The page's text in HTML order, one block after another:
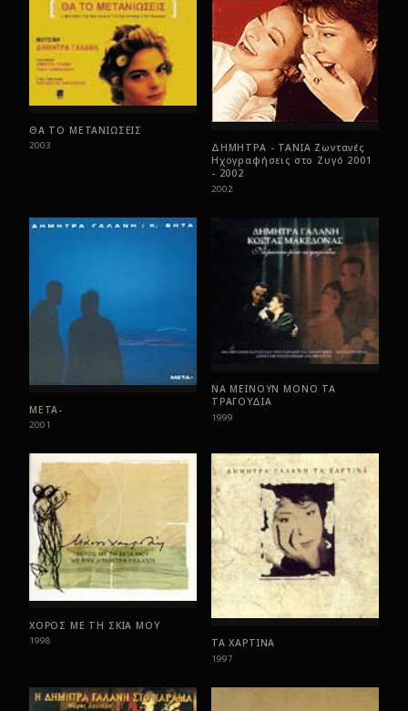
ΘΑ ΤΟ ΜΕΤΑΝΙΩΣΕΙΣ
2003
ΔΗΜΗΤΡΑ - ΤΑΝΙΑ Ζωντανές
Ηχογραφήσεις στο Ζυγό 2001
- 2002
2002
ΜΕΤΑ-
2001
ΝΑ ΜΕΙΝΟΥΝ ΜΟΝΟ ΤΑ
ΤΡΑΓΟΥΔΙΑ
1999
ΧΟΡΟΣ ΜΕ ΤΗ ΣΚΙΑ ΜΟΥ
1998 ΤΑ ΧΑΡΤΙΝΑ
1997